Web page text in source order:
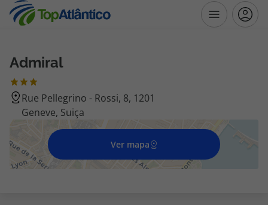
Destinos
Voos
Voos + Hotel
Admiral
Rue Pellegrino - Rossi, 8, 1201
Geneve, Suiça
Ver mapa